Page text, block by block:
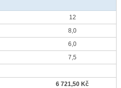
12
8,0
6,0
7,5
6 721,50 Kč